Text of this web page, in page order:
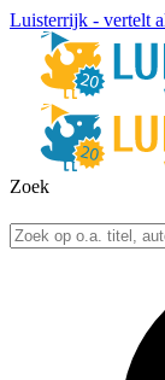
Luisterrijk - vertelt
Zoek